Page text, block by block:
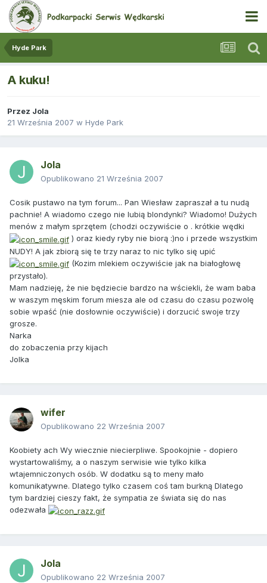
Hyde Park
A kuku!
Przez Jola
21 Września 2007 w Hyde Park
Jola
Opublikowano 21 Września 2007
Cosik pustawo na tym forum... Pan Wiesław zapraszał a tu nudą
pachnie! A wiadomo czego nie lubią blondynki? Wiadomo! Dużych
menów z małym sprzętem (chodzi oczywiście o . krótkie wędki
) oraz kiedy ryby nie biorą :)no i przede wszystkim
NUDY! A jak zbiorą się te trzy naraz to nic tylko się upić
(Kozim mlekiem oczywiście jak na białogłowę
przystało).
Mam nadzieję, że nie będziecie bardzo na wściekli, że wam baba
w waszym męskim forum miesza ale od czasu do czasu pozwolę
sobie wpaść (nie dosłownie oczywiście) i dorzucić swoje trzy
grosze.
Narka
do zobaczenia przy kijach
Jolka
wifer
Opublikowano 22 Września 2007
Koobiety ach Wy wiecznie niecierpliwe. Spookojnie - dopiero
wystartowaliśmy, a o naszym serwisie wie tylko kilka
wtajemniczonych osób. W dodatku są to meny mało
komunikatywne. Dlatego tylko czasem coś tam burkną Dlatego
tym bardziej cieszy fakt, że sympatia ze świata się do nas
odezwała
Jola
Opublikowano 22 Września 2007